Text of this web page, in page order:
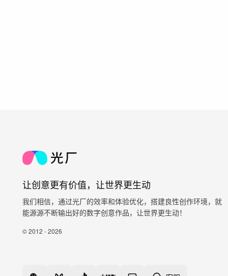
让创意更有价值，让世界更生动
我们相信，通过光厂的效率和体验优化，搭建良性创作环境，就
能源源不断输出好的数字创意作品，让世界更生动！
© 2012 - 2026